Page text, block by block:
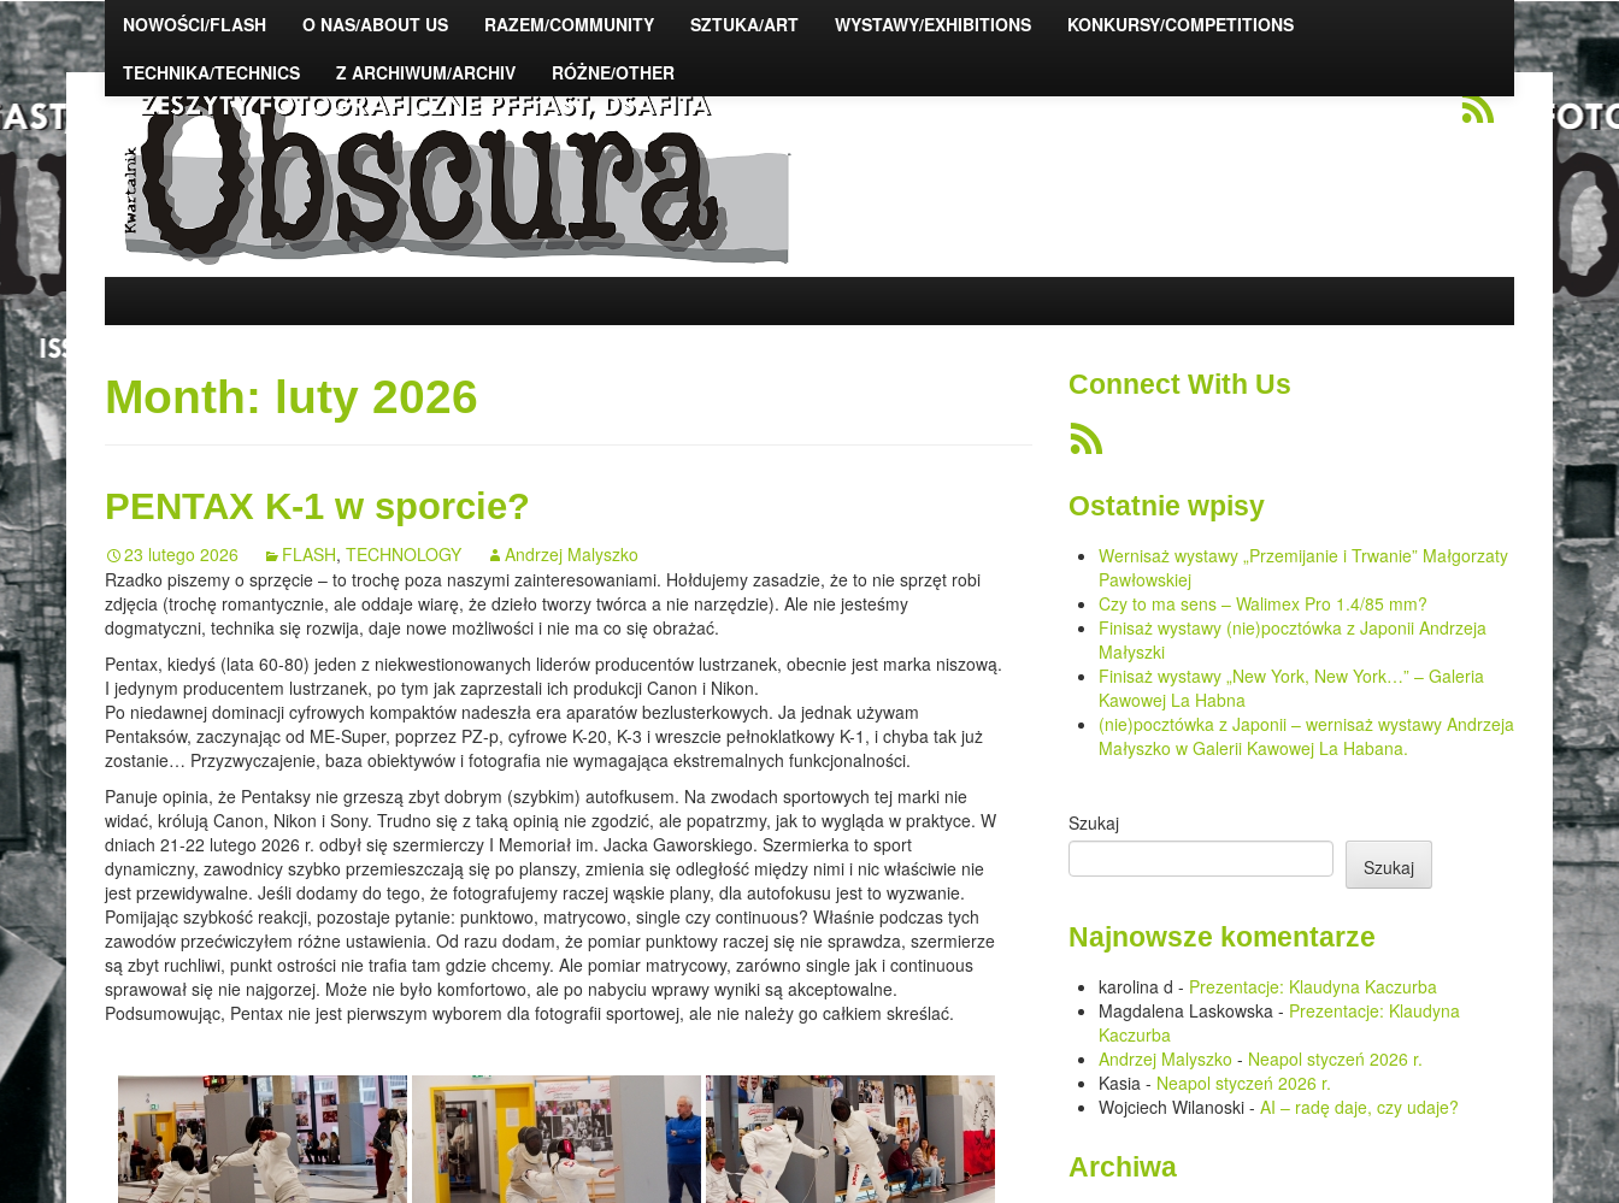
NOWOŚCI/FLASH O NAS/ABOUT US RAZEM/COMMUNITY SZTUKA/ART WYSTAWY/EXHIBITIONS
KONKURSY/COMPETITIONS
TECHNIKA/TECHNICS
Z ARCHIWUM/ARCHIV RÓŻNE/OTHER
Month: luty 2026
PENTAX K-1 w sporcie?
23 lutego 2026 FLASH, TECHNOLOGY
Andrzej Malyszko
Rzadko piszemy o sprzęcie – to trochę poza naszymi zainteresowaniami. Hołdujemy zasadzie, że to nie sprzęt robi
zdjęcia (trochę romantycznie, ale oddaje wiarę, że dzieło tworzy twórca a nie narzędzie). Ale nie jesteśmy
dogmatyczni, technika się rozwija, daje nowe możliwości i nie ma co się obrażać.
Pentax, kiedyś (lata 60-80) jeden z niekwestionowanych liderów producentów lustrzanek, obecnie jest marka niszową.
I jedynym producentem lustrzanek, po tym jak zaprzestali ich produkcji Canon i Nikon.
Po niedawnej dominacji cyfrowych kompaktów nadeszła era aparatów bezlusterkowych. Ja jednak używam
Pentaksów, zaczynając od ME-Super, poprzez PZ-p, cyfrowe K-20, K-3 i wreszcie pełnoklatkowy K-1, i chyba tak już
zostanie… Przyzwyczajenie, baza obiektywów i fotografia nie wymagająca ekstremalnych funkcjonalności.
Panuje opinia, że Pentaksy nie grzeszą zbyt dobrym (szybkim) autofkusem. Na zwodach sportowych tej marki nie
widać, królują Canon, Nikon i Sony. Trudno się z taką opinią nie zgodzić, ale popatrzmy, jak to wygląda w praktyce. W
dniach 21-22 lutego 2026 r. odbył się szermierczy I Memoriał im. Jacka Gaworskiego. Szermierka to sport
dynamiczny, zawodnicy szybko przemieszczają się po planszy, zmienia się odległość między nimi i nic właściwie nie
jest przewidywalne. Jeśli dodamy do tego, że fotografujemy raczej wąskie plany, dla autofokusu jest to wyzwanie.
Pomijając szybkość reakcji, pozostaje pytanie: punktowo, matrycowo, single czy continuous? Właśnie podczas tych
zawodów przećwiczyłem różne ustawienia. Od razu dodam, że pomiar punktowy raczej się nie sprawdza, szermierze
są zbyt ruchliwi, punkt ostrości nie trafia tam gdzie chcemy. Ale pomiar matrycowy, zarówno single jak i continuous
sprawował się nie najgorzej. Może nie było komfortowo, ale po nabyciu wprawy wyniki są akceptowalne.
Podsumowując, Pentax nie jest pierwszym wyborem dla fotografii sportowej, ale nie należy go całkiem skreślać.
Connect With Us
Ostatnie wpisy
Wernisaż wystawy „Przemijanie i Trwanie” Małgorzaty
Pawłowskiej
Czy to ma sens – Walimex Pro 1.4/85 mm?
Finisaż wystawy (nie)pocztówka z Japonii Andrzeja
Małyszki
Finisaż wystawy „New York, New York…” – Galeria
Kawowej La Habna
(nie)pocztówka z Japonii – wernisaż wystawy Andrzeja
Małyszko w Galerii Kawowej La Habana.
Szukaj
Szukaj
Najnowsze komentarze
karolina d - Prezentacje: Klaudyna Kaczurba
Magdalena Laskowska - Prezentacje: Klaudyna
Kaczurba
Andrzej Malyszko - Neapol styczeń 2026 r.
Kasia - Neapol styczeń 2026 r.
Wojciech Wilanoski - AI – radę daje, czy udaje?
Archiwa